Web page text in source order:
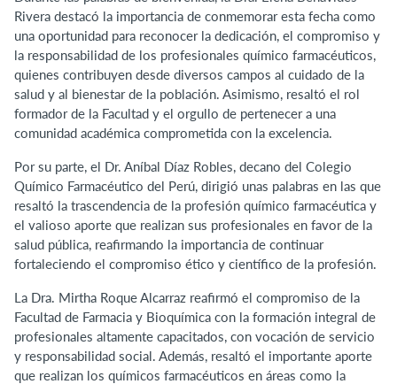
Rivera destacó la importancia de conmemorar esta fecha como
una oportunidad para reconocer la dedicación, el compromiso y
la responsabilidad de los profesionales químico farmacéuticos,
quienes contribuyen desde diversos campos al cuidado de la
salud y al bienestar de la población. Asimismo, resaltó el rol
formador de la Facultad y el orgullo de pertenecer a una
comunidad académica comprometida con la excelencia.
Por su parte, el Dr. Aníbal Díaz Robles, decano del Colegio
Químico Farmacéutico del Perú, dirigió unas palabras en las que
resaltó la trascendencia de la profesión químico farmacéutica y
el valioso aporte que realizan sus profesionales en favor de la
salud pública, reafirmando la importancia de continuar
fortaleciendo el compromiso ético y científico de la profesión.
La Dra. Mirtha Roque Alcarraz reafirmó el compromiso de la
Facultad de Farmacia y Bioquímica con la formación integral de
profesionales altamente capacitados, con vocación de servicio
y responsabilidad social. Además, resaltó el importante aporte
que realizan los químicos farmacéuticos en áreas como la